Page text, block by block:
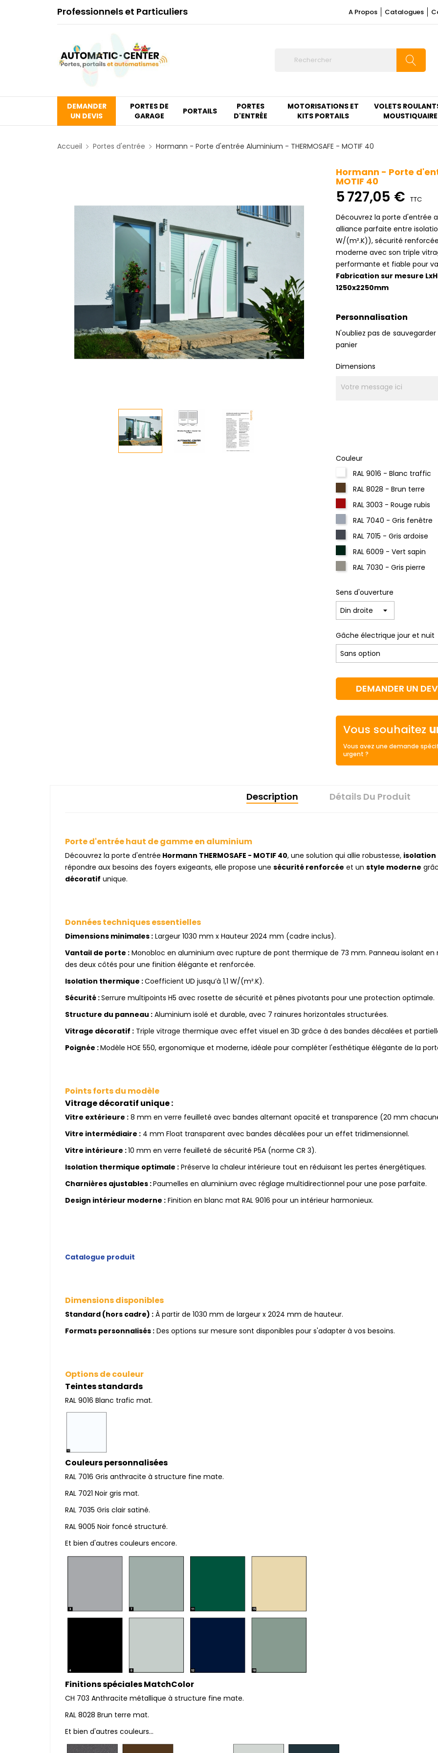
Professionnels et Particuliers A Propos Catalogues
DEMANDER
UN DEVIS
PORTES DE
GARAGE
PORTAILS
PORTES
D'ENTRÉE
MOTORISATIONS ET
KITS PORTAILS
VOLETS
Accueil Portes d'entrée Hormann - Porte d'entrée Aluminium - THERMOSAFE - MOTIF 40
Hormann - Porte
MOTIF 40
5 727,05 € TTC
Découvrez la porte d'entrée
alliance parfaite entre
W/(m².K)), sécurité
moderne avec son triple
performante et fiable pour
Fabrication sur mesure
1250x2250mm
Personnalisation
N'oubliez pas de
panier
Dimensions
Couleur
RAL 9016 - Blanc traffic
RAL 8028 - Brun terre
RAL 3003 - Rouge rubis
RAL 7040 - Gris fenêtre
RAL 7015 - Gris ardoise
RAL 6009 - Vert sapin
RAL 7030 - Gris pierre
Sens d'ouverture
Gâche électrique jour et nuit
DEMANDER UN
Vous souhaitez
Vous avez une demande
urgent ?
Description Détails Du Produit
Porte d'entrée haut de gamme en aluminium
Découvrez la porte d'entrée Hormann THERMOSAFE - MOTIF 40, une solution qui allie robustesse,
répondre aux besoins des foyers exigeants, elle propose une sécurité renforcée et un style moderne
décoratif unique.
Données techniques essentielles
Dimensions minimales : Largeur 1030 mm x Hauteur 2024 mm (cadre inclus).
Vantail de porte : Monobloc en aluminium avec rupture de pont thermique de 73 mm. Panneau isolant
des deux côtés pour une finition élégante et renforcée.
Isolation thermique :Coefficient UD jusqu’à 1,1 W/(m².K).
Sécurité :Serrure multipoints H5 avec rosette de sécurité et pênes pivotants pour une protection optimale.
Structure du panneau : Aluminium isolé et durable, avec 7 rainures horizontales structurées.
Vitrage décoratif : Triple vitrage thermique avec effet visuel en 3D grâce à des bandes décalées et
Poignée :Modèle HOE 550, ergonomique et moderne, idéale pour compléter l'esthétique élégante de la
Points forts du modèle
Vitrage décoratif unique :
Vitre extérieure : 8 mm en verre feuilleté avec bandes alternant opacité et transparence (20 mm
Vitre intermédiaire : 4 mm Float transparent avec bandes décalées pour un effet tridimensionnel.
Vitre intérieure :10 mm en verre feuilleté de sécurité P5A (norme CR 3).
Isolation thermique optimale : Préserve la chaleur intérieure tout en réduisant les pertes énergétiques.
Charnières ajustables :Paumelles en aluminium avec réglage multidirectionnel pour une pose parfaite.
Design intérieur moderne : Finition en blanc mat RAL 9016 pour un intérieur harmonieux.
Catalogue produit
Dimensions disponibles
Standard (hors cadre) : À partir de 1030 mm de largeur x 2024 mm de hauteur.
Formats personnalisés : Des options sur mesure sont disponibles pour s'adapter à vos besoins.
Options de couleur
Teintes standards
RAL 9016 Blanc trafic mat.
Couleurs personnalisées
RAL 7016 Gris anthracite à structure fine mate.
RAL 7021 Noir gris mat.
RAL 7035 Gris clair satiné.
RAL 9005 Noir foncé structuré.
Et bien d'autres couleurs encore.
Finitions spéciales MatchColor
CH 703 Anthracite métallique à structure fine mate.
RAL 8028 Brun terre mat.
Et bien d'autres couleurs...